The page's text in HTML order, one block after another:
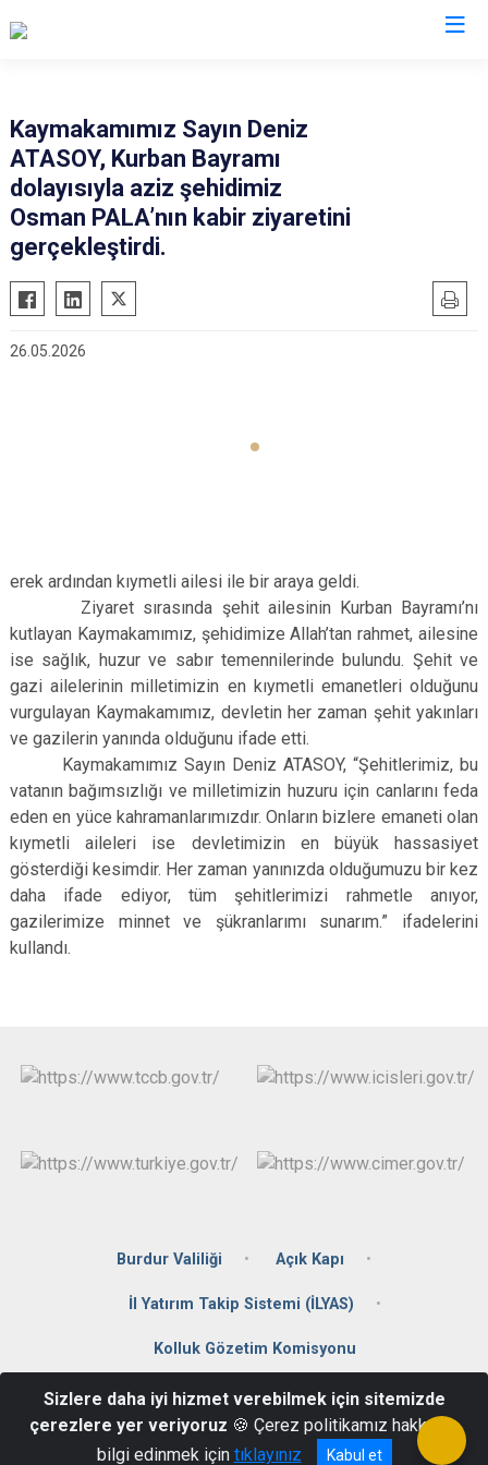
Ağlasun
Altınyayla
Bucak
Çeltikçi
Gölhisar
Karamanlı
Kaymakamımız Sayın Deniz
ATASOY, Kurban Bayramı
dolayısıyla aziz şehidimiz
Osman PALA’nın kabir ziyaretini
gerçekleştirdi.
26.05.2026
erek ardından kıymetli ailesi ile bir araya geldi.
Ziyaret sırasında şehit ailesinin Kurban Bayramı’nı
kutlayan Kaymakamımız, şehidimize Allah’tan rahmet, ailesine
ise sağlık, huzur ve sabır temennilerinde bulundu. Şehit ve
gazi ailelerinin milletimizin en kıymetli emanetleri olduğunu
vurgulayan Kaymakamımız, devletin her zaman şehit yakınları
ve gazilerin yanında olduğunu ifade etti.
Kaymakamımız Sayın Deniz ATASOY, “Şehitlerimiz, bu
vatanın bağımsızlığı ve milletimizin huzuru için canlarını feda
eden en yüce kahramanlarımızdır. Onların bizlere emaneti olan
kıymetli aileleri ise devletimizin en büyük hassasiyet
gösterdiği kesimdir. Her zaman yanınızda olduğumuzu bir kez
daha ifade ediyor, tüm şehitlerimizi rahmetle anıyor,
gazilerimize minnet ve şükranlarımı sunarım.” ifadelerini
kullandı.
Burdur Valiliği Açık Kapı
İl Yatırım Takip Sistemi (İLYAS)
Kolluk Gözetim Komisyonu
Konak Mah. Fatih Sultan Mehmet Cad. No:11 Kemer/BURDUR
0248 511 22 22
Sizlere daha iyi hizmet verebilmek için sitemizde
çerezlere yer veriyoruz 🍪 Çerez politikamız hakkında
bilgi edinmek için tıklayınız Kabul et